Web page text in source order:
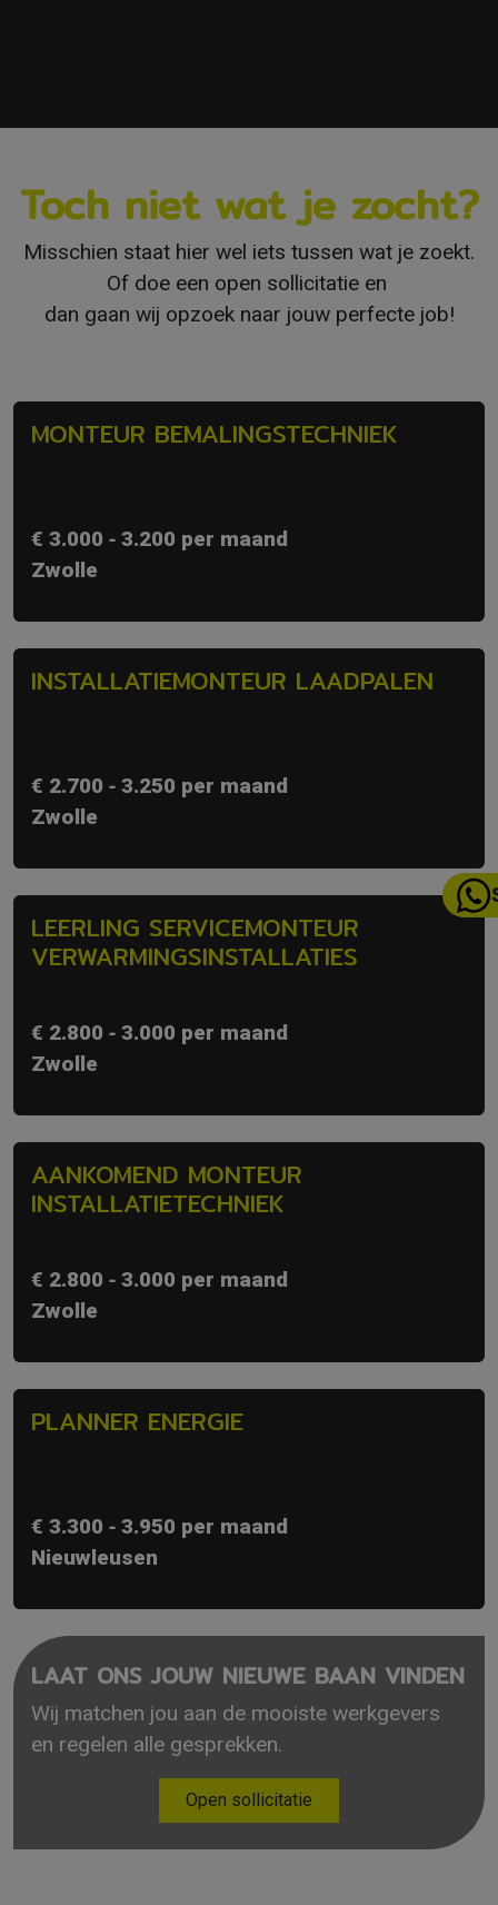
Toch niet wat je zocht?
Misschien staat hier wel iets tussen wat je zoekt.
Of doe een open sollicitatie en
dan gaan wij opzoek naar jouw perfecte job!
MONTEUR BEMALINGSTECHNIEK
€ 3.000 ‐ 3.200 per maand
Zwolle
INSTALLATIEMONTEUR LAADPALEN
€ 2.700 ‐ 3.250 per maand
Zwolle
LEERLING SERVICEMONTEUR
VERWARMINGSINSTALLATIES
€ 2.800 ‐ 3.000 per maand
Zwolle
AANKOMEND MONTEUR
INSTALLATIETECHNIEK
€ 2.800 ‐ 3.000 per maand
Zwolle
PLANNER ENERGIE
€ 3.300 ‐ 3.950 per maand
Nieuwleusen
LAAT ONS JOUW NIEUWE BAAN VINDEN
Wij matchen jou aan de mooiste werkgevers
en regelen alle gesprekken.
Open sollicitatie